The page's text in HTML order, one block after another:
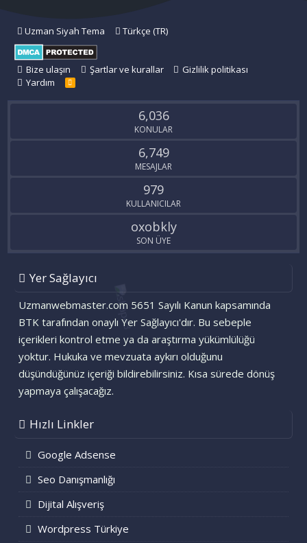
Uzman Siyah Tema Türkçe (TR)
Bize ulaşın Şartlar ve kurallar
Gizlilik politikası
Yardım
R
S
6,036
KONULAR
6,749
MESAJLAR
979
KULLANICILAR
oxobkly
SON ÜYE
Yer Sağlayıcı
Uzmanwebmaster.com 5651 Sayılı Kanun kapsamında
BTK tarafından onaylı Yer Sağlayıcı'dır. Bu sebeple
içerikleri kontrol etme ya da araştırma yükümlülüğü
yoktur. Hukuka ve mevzuata aykırı olduğunu
düşündüğünüz içeriği bildirebilirsiniz. Kısa sürede dönüş
yapmaya çalışacağız.
Hızlı Linkler
Google Adsense
Seo Danışmanlığı
Dijital Alışveriş
Wordpress Türkiye